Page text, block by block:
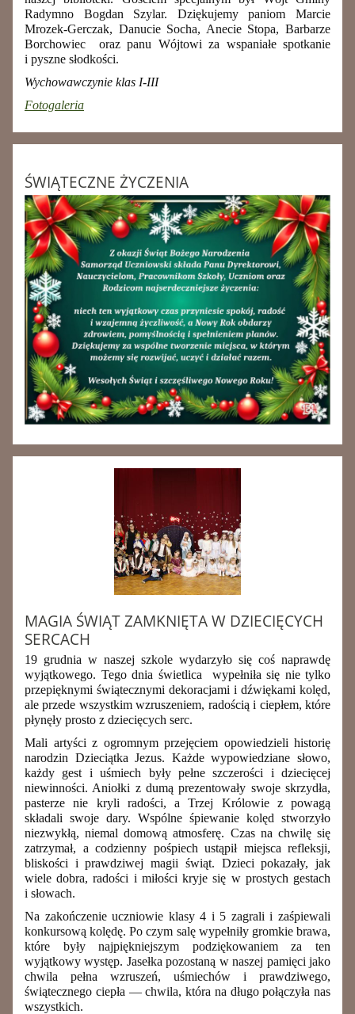
Radymno Bogdan Szylar. Dziękujemy paniom Marcie
Mrozek-Gerczak, Danucie Socha, Anecie Stopa, Barbarze
Borchowiec oraz panu Wójtowi za wspaniałe spotkanie
i pyszne słodkości.
Wychowawczynie klas I-III
Fotogaleria
ŚWIĄTECZNE ŻYCZENIA
MAGIA ŚWIĄT ZAMKNIĘTA W DZIECIĘCYCH
SERCACH
19 grudnia w naszej szkole wydarzyło się coś naprawdę
wyjątkowego. Tego dnia świetlica wypełniła się nie tylko
przepięknymi świątecznymi dekoracjami i dźwiękami kolęd,
ale przede wszystkim wzruszeniem, radością i ciepłem, które
płynęły prosto z dziecięcych serc.
Mali artyści z ogromnym przejęciem opowiedzieli historię
narodzin Dzieciątka Jezus. Każde wypowiedziane słowo,
każdy gest i uśmiech były pełne szczerości i dziecięcej
niewinności. Aniołki z dumą prezentowały swoje skrzydła,
pasterze nie kryli radości, a Trzej Królowie z powagą
składali swoje dary. Wspólne śpiewanie kolęd stworzyło
niezwykłą, niemal domową atmosferę. Czas na chwilę się
zatrzymał, a codzienny pośpiech ustąpił miejsca refleksji,
bliskości i prawdziwej magii świąt. Dzieci pokazały, jak
wiele dobra, radości i miłości kryje się w prostych gestach
i słowach.
Na zakończenie uczniowie klasy 4 i 5 zagrali i zaśpiewali
konkursową kolędę. Po czym salę wypełniły gromkie brawa,
które były najpiękniejszym podziękowaniem za ten
wyjątkowy występ. Jasełka pozostaną w naszej pamięci jako
chwila pełna wzruszeń, uśmiechów i prawdziwego,
świątecznego ciepła — chwila, która na długo połączyła nas
wszystkich.